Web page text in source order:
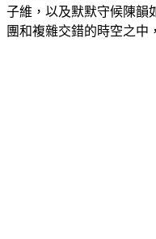
子維，以及默默守候陳韻
團和複雜交錯的時空之中